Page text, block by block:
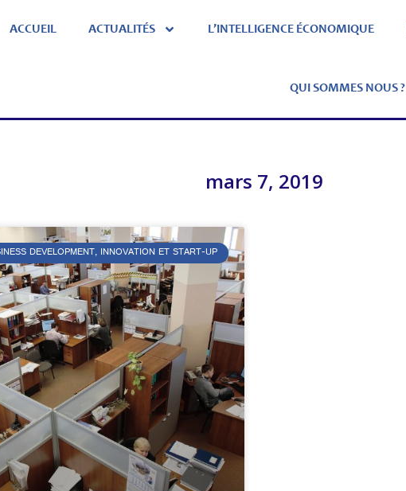
ACCUEIL ACTUALITÉS L’INTELLIGENCE ÉCONOMIQUE
QUI SOMMES NOUS ?
mars 7, 2019
DEVELOPMENT, INNOVATION ET START-UP